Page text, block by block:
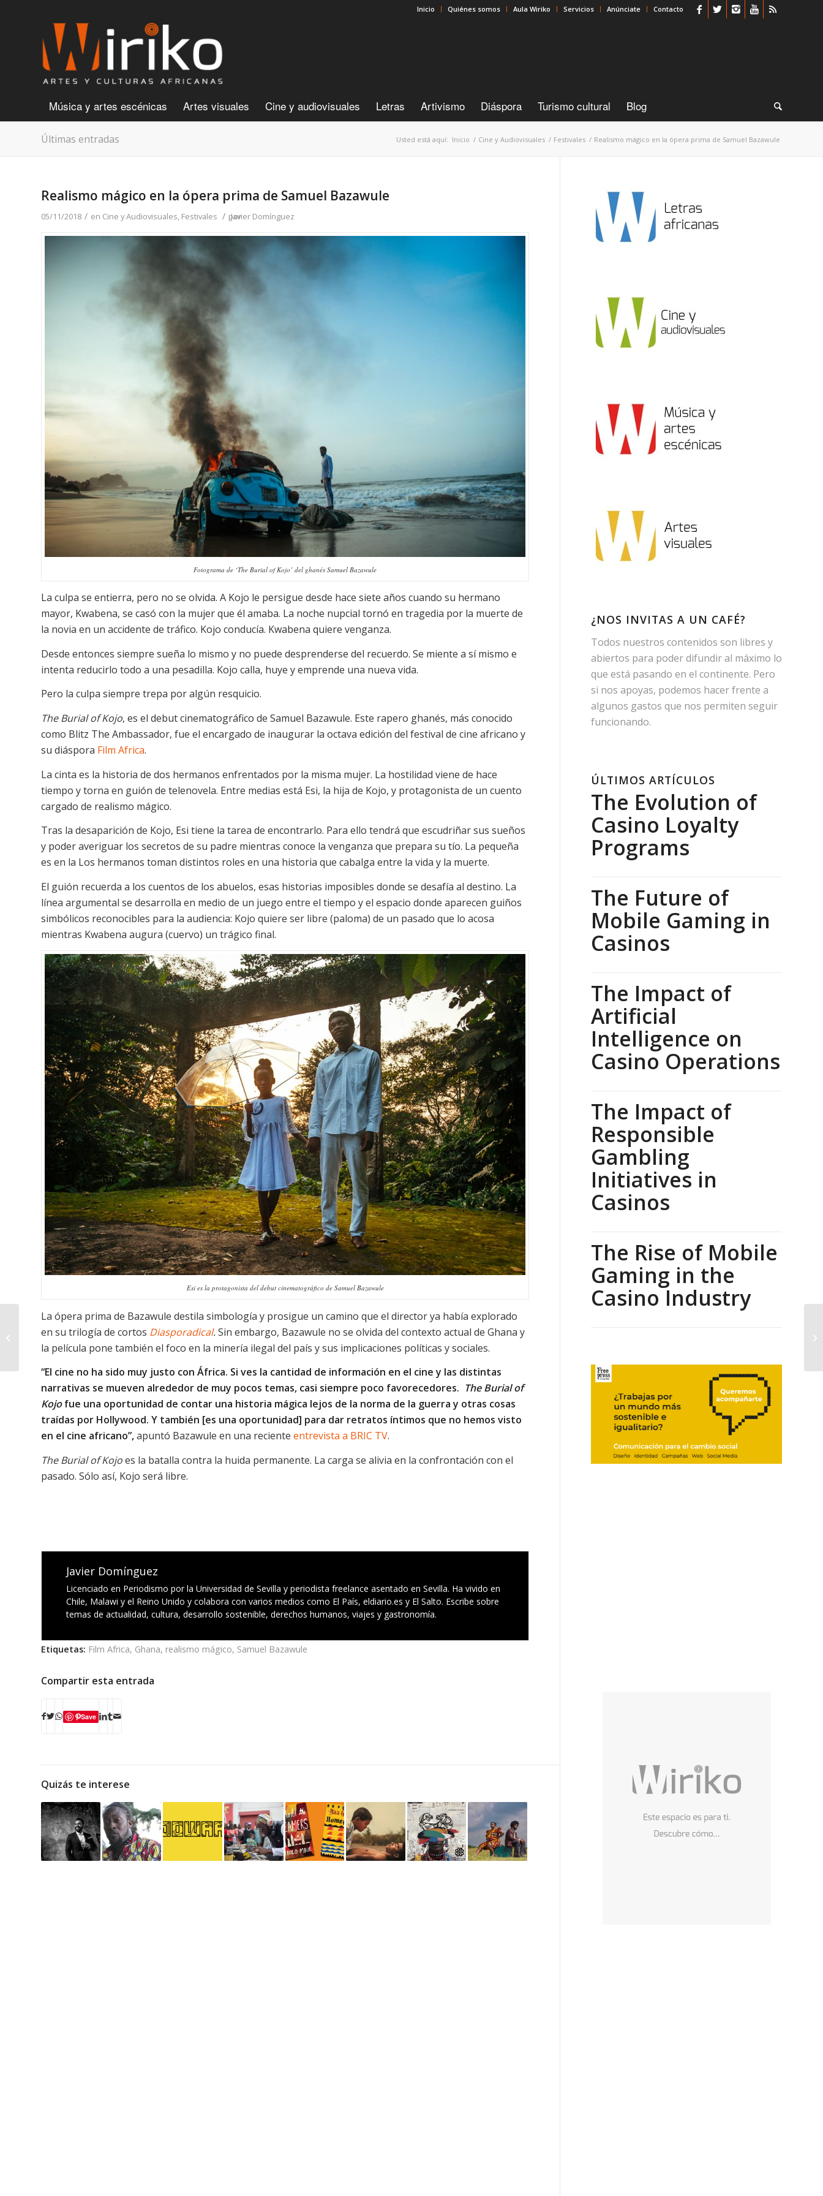
Inicio Quiénes somos Aula Wiriko Servicios Anúnciate Contacto
Música y artes escénicas Artes visuales Cine y audiovisuales Letras Artivismo Diáspora Turismo cultural Blog
Últimas entradas Usted está aquí: Inicio / Cine y Audiovisuales / Festivales / Realismo mágico en la ópera prima de Samuel Bazawule
Realismo mágico en la ópera prima de Samuel Bazawule
05/11/2018 / en Cine y Audiovisuales, Festivales / por
Javier Domínguez
Fotograma de ‘The Burial of Kojo’ del ghanés Samuel Bazawule
La culpa se entierra, pero no se olvida. A Kojo le persigue desde hace siete años cuando su hermano
mayor, Kwabena, se casó con la mujer que él amaba. La noche nupcial tornó en tragedia por la muerte de
la novia en un accidente de tráfico. Kojo conducía. Kwabena quiere venganza.
Desde entonces siempre sueña lo mismo y no puede desprenderse del recuerdo. Se miente a sí mismo e
intenta reducirlo todo a una pesadilla. Kojo calla, huye y emprende una nueva vida.
Pero la culpa siempre trepa por algún resquicio.
The Burial of Kojo, es el debut cinematográfico de Samuel Bazawule. Este rapero ghanés, más conocido
como Blitz The Ambassador, fue el encargado de inaugurar la octava edición del festival de cine africano y
su diáspora Film Africa.
La cinta es la historia de dos hermanos enfrentados por la misma mujer. La hostilidad viene de hace
tiempo y torna en guión de telenovela. Entre medias está Esi, la hija de Kojo, y protagonista de un cuento
cargado de realismo mágico.
Tras la desaparición de Kojo, Esi tiene la tarea de encontrarlo. Para ello tendrá que escudriñar sus sueños
y poder averiguar los secretos de su padre mientras conoce la venganza que prepara su tío. La pequeña
es en la Los hermanos toman distintos roles en una historia que cabalga entre la vida y la muerte.
El guión recuerda a los cuentos de los abuelos, esas historias imposibles donde se desafía al destino. La
línea argumental se desarrolla en medio de un juego entre el tiempo y el espacio donde aparecen guiños
simbólicos reconocibles para la audiencia: Kojo quiere ser libre (paloma) de un pasado que lo acosa
mientras Kwabena augura (cuervo) un trágico final.
Esi es la protagonista del debut cinematográfico de Samuel Bazawule
La ópera prima de Bazawule destila simbología y prosigue un camino que el director ya había explorado
en su trilogía de cortos Diasporadical.Sin embargo, Bazawule no se olvida del contexto actual de Ghana y
la película pone también el foco en la minería ilegal del país y sus implicaciones políticas y sociales.
“El cine no ha sido muy justo con África. Si ves la cantidad de información en el cine y las distintas
narrativas se mueven alrededor de muy pocos temas, casi siempre poco favorecedores. The Burial of
Kojofue una oportunidad de contar una historia mágica lejos de la norma de la guerra y otras cosas
traídas por Hollywood. Y también [es una oportunidad] para dar retratos íntimos que no hemos visto
en el cine africano”,apuntó Bazawule en una reciente entrevista a BRIC TV.
The Burial of Kojoes la batalla contra la huida permanente. La carga se alivia en la confrontación con el
pasado. Sólo así, Kojo será libre.
Javier Domínguez
Licenciado en Periodismo por la Universidad de Sevilla y periodista freelance asentado en Sevilla. Ha vivido en
Chile, Malawi y el Reino Unido y colabora con varios medios como El País, eldiario.es y El Salto. Escribe sobre
temas de actualidad, cultura, desarrollo sostenible, derechos humanos, viajes y gastronomía.
Etiquetas: Film Africa, Ghana, realismo mágico, Samuel Bazawule
Compartir esta entrada
Save
Quizás te interese
¿NOS INVITAS A UN CAFÉ?
Todos nuestros contenidos son libres y
abiertos para poder difundir al máximo lo
que está pasando en el continente. Pero
si nos apoyas, podemos hacer frente a
algunos gastos que nos permiten seguir
funcionando.
ÚLTIMOS ARTÍCULOS
The Evolution of
Casino Loyalty
Programs
The Future of
Mobile Gaming in
Casinos
The Impact of
Artificial
Intelligence on
Casino Operations
The Impact of
Responsible
Gambling
Initiatives in
Casinos
The Rise of Mobile
Gaming in the
Casino Industry
Film Africa 2018: la
celebración
londinense de los
cines africanos